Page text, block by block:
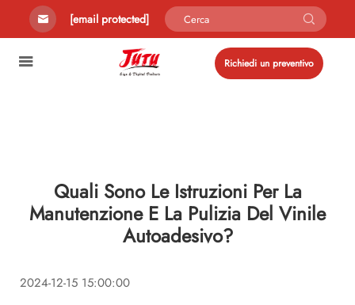
[email protected]
Richiedi un preventivo
Quali Sono Le Istruzioni Per La
Manutenzione E La Pulizia Del Vinile
Autoadesivo?
2024-12-15 15:00:00